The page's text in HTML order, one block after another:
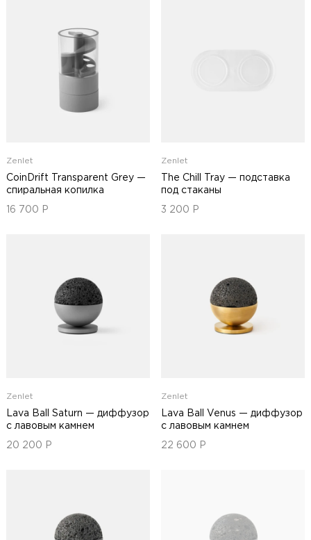
Zenlet
CoinDrift Transparent Grey —
спиральная копилка
16 700 Р
Zenlet
The Chill Tray — подставка
под стаканы
3 200 Р
Zenlet
Lava Ball Saturn — диффузор
с лавовым камнем
20 200 Р
Zenlet
Lava Ball Venus — диффузор
с лавовым камнем
22 600 Р